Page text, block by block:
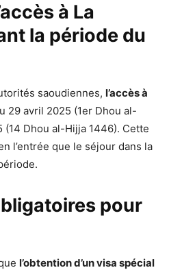
à La
la période du
saoudiennes, l’accès à
29 avril 2025 (1er Dhou al-
(14 Dhou al-Hijja 1446). Cette
l’entrée que le séjour dans la
pour
l’obtention d’un visa spécial